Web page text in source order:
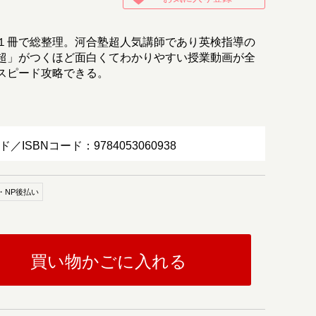
冊で総整理。河合塾超人気講師であり英検指導の
がつくほど面白くてわかりやすい授業動画が全
ード攻略できる。
／ISBNコード：9784053060938
NP後払い
買い物かごに入れる